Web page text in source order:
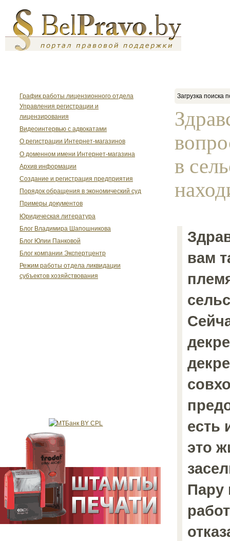
График работы лицензионного отдела
Управления регистрации и
лицензирования
Видеоинтервью с адвокатами
О регистрации Интернет-магазинов
О доменном имени Интернет-магазина
Архив информации
Создание и регистрация предприятия
Порядок обращения в экономический суд
Примеры документов
Юридическая литература
Блог Владимира Шапошникова
Блог Юлии Панковой
Блог компании Экспертцентр
Режим работы отдела ликвидации
субъектов хозяйствования
Загрузка поиска
в
вам
есть
это
Пару